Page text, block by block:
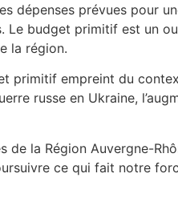
prévues pour
budget primitif est un
la région.
primitif empreint du
russe en Ukraine,
de la Région Auvergne-
ce qui fait notre